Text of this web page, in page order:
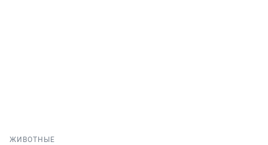
ЖИВОТНЫЕ